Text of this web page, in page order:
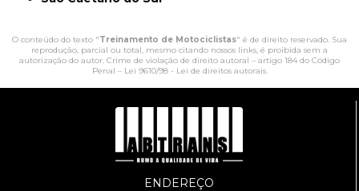
O conteúdo do texto "Treinamento de Motociclistas" é de direito reservado. Sua
reprodução, parcial ou total, mesmo citando nossos links, é proibida sem a
autorização do autor. Crime de violação de direito autoral – artigo 184 do Código
Penal – Lei 9610/98 - Lei de direitos autorais.
ENDEREÇO